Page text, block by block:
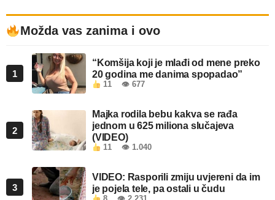
Možda vas zanima i ovo
1
“Komšija koji je mlađi od mene preko
20 godina me danima spopadao”
11 👁 677
2
Majka rodila bebu kakva se rađa
jednom u 625 miliona slučajeva
(VIDEO)
11 👁 1.040
3
VIDEO: Rasporili zmiju uvjereni da im
je pojela tele, pa ostali u čudu